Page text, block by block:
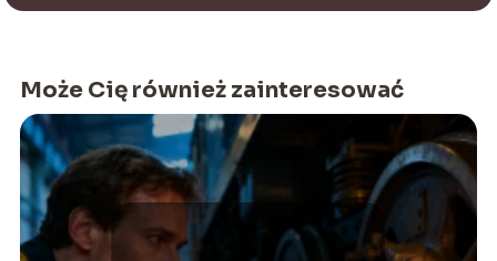
Może Cię również zainteresować